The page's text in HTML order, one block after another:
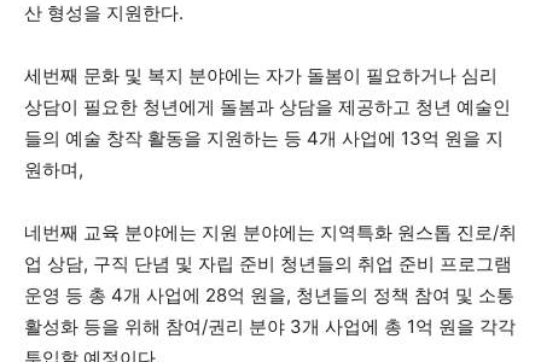
산 형성을 지원한다.
세번째 문화 및 복지 분야에는 자가 돌봄이 필요하거나 심리
상담이 필요한 청년에게 돌봄과 상담을 제공하고 청년 예술인
들의 예술 창작 활동을 지원하는 등 4개 사업에 13억 원을 지
원하며,
네번째 교육 분야에는 지원 분야에는 지역특화 원스톱 진로/취
업 상담, 구직 단념 및 자립 준비 청년들의 취업 준비 프로그램
운영 등 총 4개 사업에 28억 원을, 청년들의 정책 참여 및 소통
활성화 등을 위해 참여/권리 분야 3개 사업에 총 1억 원을 각각